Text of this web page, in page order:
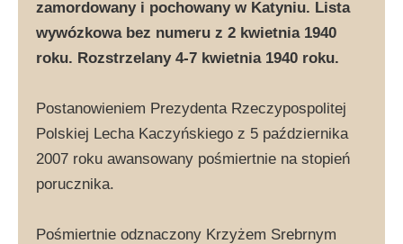
zamordowany i pochowany w Katyniu. Lista
wywózkowa bez numeru z 2 kwietnia 1940
roku. Rozstrzelany 4-7 kwietnia 1940 roku.
Postanowieniem Prezydenta Rzeczypospolitej
Polskiej Lecha Kaczyńskiego z 5 października
2007 roku awansowany pośmiertnie na stopień
porucznika.
Pośmiertnie odznaczony Krzyżem Srebrnym